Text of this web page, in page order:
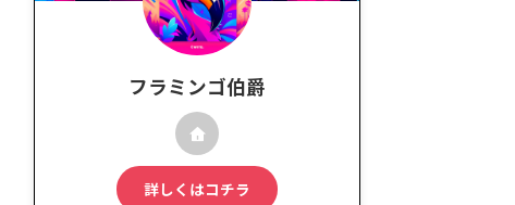
フラミンゴ伯爵
詳しくはコチラ